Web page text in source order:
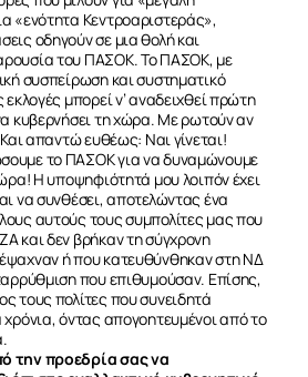
«ενότητα Κεντροαριστεράς»,
οδηγούν σε μια θολή και
του ΠΑΣΟΚ. Το ΠΑΣΟΚ, με
συσπείρωση και συστηματικό
εκλογές μπορεί ν’ αναδειχθεί πρώτη
κυβερνήσει τη χώρα. Με ρωτούν αν
απαντώ ευθέως: Ναι γίνεται!
το ΠΑΣΟΚ για να δυναμώνουμε
Η υποψηφιότητά μου λοιπόν έχει
να συνθέσει, αποτελώντας ένα
αυτούς τους συμπολίτες μας που
και δεν βρήκαν τη σύγχρονη
ή που κατευθύνθηκαν στη ΝΔ
που επιθυμούσαν. Επίσης,
τους πολίτες που συνειδητά
χρόνια, όντας απογοητευμένοι από το
την προεδρία σας να